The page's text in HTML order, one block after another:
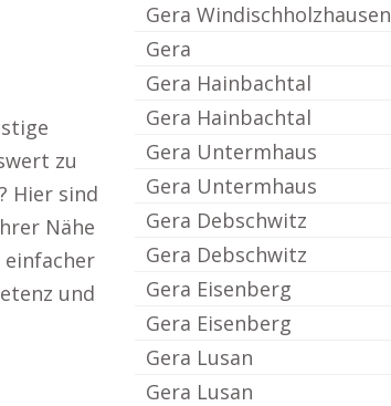
zu
Hier sind
Nähe
und
Gera Windischholzhausen
Gera
Gera Hainbachtal
Gera Hainbachtal
Gera Untermhaus
Gera Untermhaus
Gera Debschwitz
Gera Debschwitz
Gera Eisenberg
Gera Eisenberg
Gera Lusan
Gera Lusan